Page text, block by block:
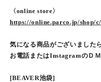
〈online store〉
https://online.parco.jp/shop/
気になる商品がございました
お電話またはInstagramのＤ
[BEAVER池袋]